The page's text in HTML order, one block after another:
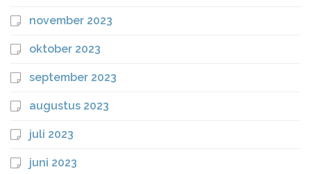
november 2023
oktober 2023
september 2023
augustus 2023
juli 2023
juni 2023